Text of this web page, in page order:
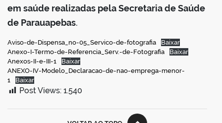
em saúde realizadas pela Secretaria de Saúde
de Parauapebas.
Aviso-de-Dispensa_no-05_Servico-de-fotografia
Baixar
Anexo-I-Termo-de-Referencia_Serv.-de-Fotografia
Baixar
Anexos-II-e-III-1
Baixar
ANEXO-IV-Modelo_Declaracao-de-nao-emprega-menor-
1
Baixar
Post Views: 1.540